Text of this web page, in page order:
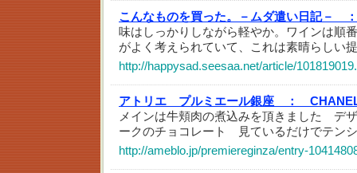
こんなものを買った。－ムダ遣い日記－ ：
味はしっかりしながら軽やか。ワインは順
がよく考えられていて、これは素晴らしい
http://happysad.seesaa.net/article/
アトリエ プルミエール銀座 ：
メインは牛頬肉の煮込みを頂きました デ
ークのチョコレート 見ているだけでテン
http://ameblo.jp/premiereginza/entry-